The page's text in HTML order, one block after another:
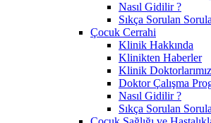
Nasıl Gidilir ?
Sıkça Sorulan
Çocuk Cerrahi
Klinik Hakkında
Klinikten Haberler
Klinik Doktorlarımız
Doktor Çalışma
Nasıl Gidilir ?
Sıkça Sorulan